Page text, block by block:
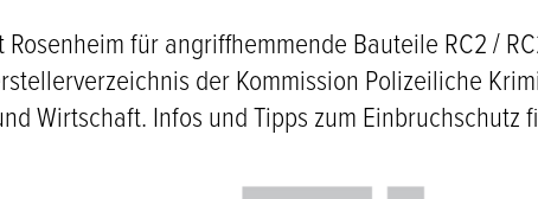
für angriffhemmende Bauteile RC2 /
der Kommission Polizeiliche
Wirtschaft. Infos und Tipps zum Einbruchschutz